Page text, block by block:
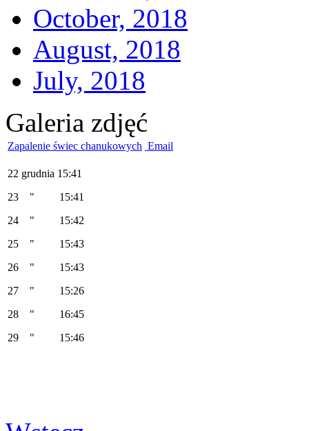
October, 2018
August, 2018
July, 2018
Galeria zdjęć
Zapalenie świec chanukowych Email
22 grudnia 15:41
23 " 15:41
24 " 15:42
25 " 15:43
26 " 15:43
27 " 15:26
28 " 16:45
29 " 15:46